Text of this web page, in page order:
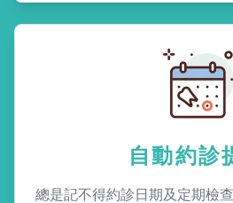
自動約診
總是記不得約診日期及定期檢